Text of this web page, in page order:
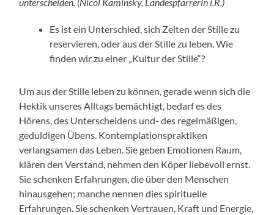
unterscheiden. (Nicol Kaminsky, Landespfarrerin i.R.)
Es ist ein Unterschied, sich Zeiten der Stille zu
reservieren, oder aus der Stille zu leben. Wie
finden wir zu einer „Kultur der Stille“?
Um aus der Stille leben zu können, gerade wenn sich die
Hektik unseres Alltags bemächtigt, bedarf es des
Hörens, des Unterscheidens und- des regelmäßigen,
geduldigen Übens. Kontemplationspraktiken
verlangsamen das Leben. Sie geben Emotionen Raum,
klären den Verstand, nehmen den Köper liebevoll ernst.
Sie schenken Erfahrungen, die über den Menschen
hinausgehen; manche nennen dies spirituelle
Erfahrungen. Sie schenken Vertrauen, Kraft und Energie,